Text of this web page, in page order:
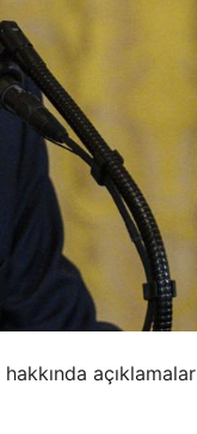
açıklamalar